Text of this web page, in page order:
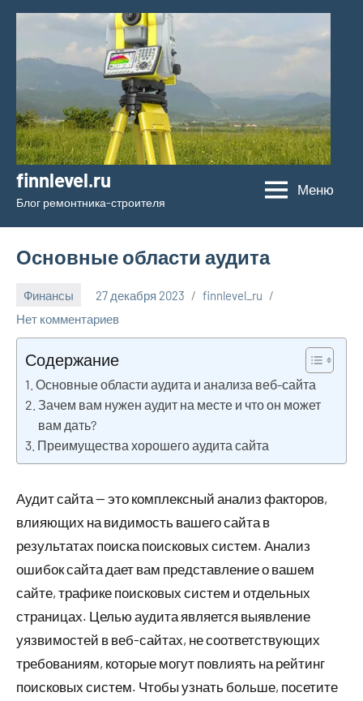
Перейти
содержимому
finnlevel.ru
Блог ремонтника-строителя
Меню
Основные области аудита
Финансы 27 декабря 2023
finnlevel_ru
Нет комментариев
Содержание
Основные области аудита и анализа веб-сайта
Зачем вам нужен аудит на месте и что он может
вам дать?
Преимущества хорошего аудита сайта
Аудит сайта — это комплексный анализ факторов,
влияющих на видимость вашего сайта в
результатах поиска поисковых систем. Анализ
ошибок сайта дает вам представление о вашем
сайте, трафике поисковых систем и отдельных
страницах. Целью аудита является выявление
уязвимостей в веб-сайтах, не соответствующих
требованиям, которые могут повлиять на рейтинг
поисковых систем. Чтобы узнать больше, посетите